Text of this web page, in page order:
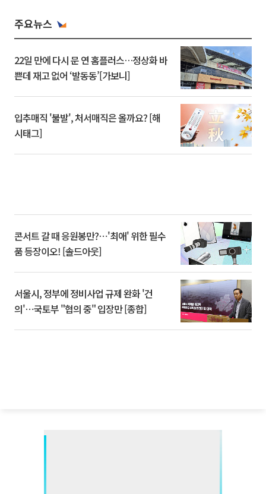
주요뉴스
22일 만에 다시 문 연 홈플러스…정상화 바
쁜데 재고 없어 ‘발동동’[가보니]
입추매직 '불발', 처서매직은 올까요? [해
시태그]
콘서트 갈 때 응원봉만?⋯'최애' 위한 필수
품 등장이오! [솔드아웃]
서울시, 정부에 정비사업 규제 완화 '건
의'⋯국토부 "협의 중" 입장만 [종합]